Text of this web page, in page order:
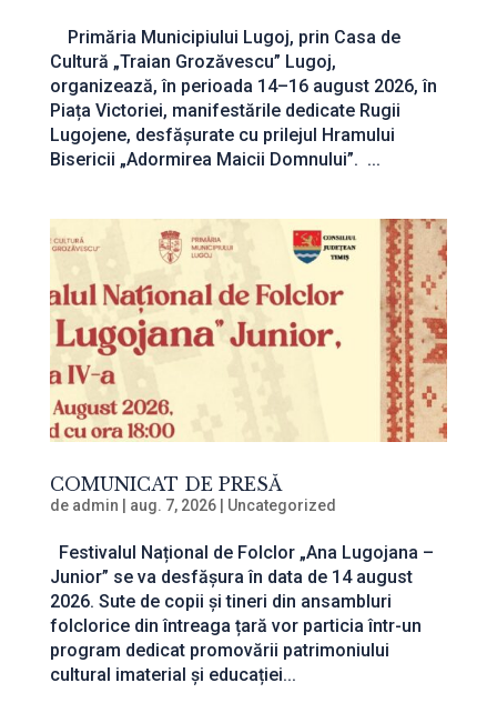
Primăria Municipiului Lugoj, prin Casa de
Cultură „Traian Grozăvescu” Lugoj,
organizează, în perioada 14–16 august 2026, în
Piața Victoriei, manifestările dedicate Rugii
Lugojene, desfășurate cu prilejul Hramului
Bisericii „Adormirea Maicii Domnului”. ...
COMUNICAT DE PRESĂ
de admin aug. 7, 2026| Uncategorized
Festivalul Național de Folclor „Ana Lugojana –
Junior” se va desfășura în data de 14 august
2026. Sute de copii și tineri din ansambluri
folclorice din întreaga țară vor particia într-un
program dedicat promovării patrimoniului
cultural imaterial și educației...